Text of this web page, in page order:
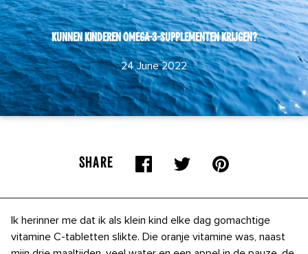
KUNNEN KINDEREN OMEGA-3-SUPPLEMENTEN KRIJGEN?
24 June 2022
SHARE
Ik herinner me dat ik als klein kind elke dag gomachtige
vitamine C-tabletten slikte. Die oranje vitamine was, naast